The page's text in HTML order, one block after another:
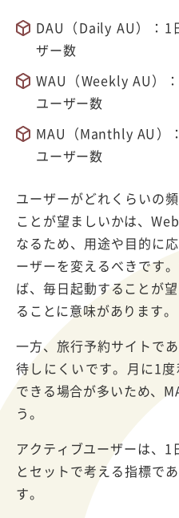
DAU（Daily AU）：1
ザー数
WAU（Weekly AU）
ユーザー数
MAU（Manthly AU）
ユーザー数
ユーザーがどれくらいの
ことが望ましいかは、
なるため、用途や目的に
ーザーを変えるべきです
ば、毎日起動することが
ることに意味があります。
一方、旅行予約サイトで
待しにくいです。月に1
できる場合が多いため、
う。
アクティブユーザーは、1
とセットで考える指標で
す。